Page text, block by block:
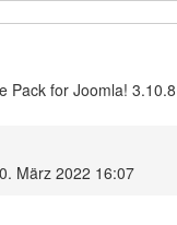
Pack for Joomla! 3.10.8
März 2022 16:07